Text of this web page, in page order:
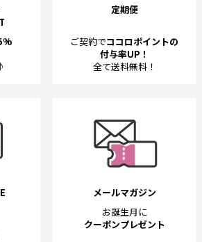
定期便
ご契約でココロポイントの
付与率UP！
全て送料無料！
メールマガジン
お誕生月に
クーポンプレゼント